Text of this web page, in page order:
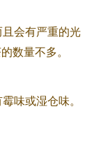
会有严重的光
数量不多。
味或湿仓味。